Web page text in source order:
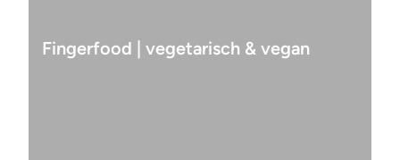
Fingerfood | vegetarisch & vegan